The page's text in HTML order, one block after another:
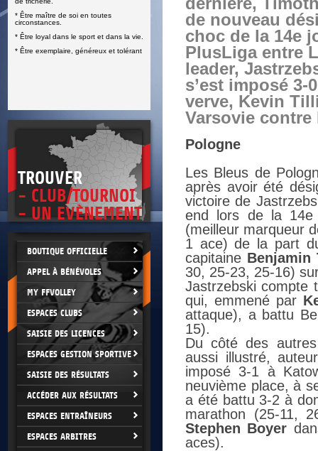
* Être maître de soi en toutes
circonstances.
* Être loyal dans le sport et dans la vie.
* Être exemplaire, généreux et tolérant
TROUVER
- CLUB/TOURNOI
- UN EVÈNEMENT
BOUTIQUE OFFICIELLE
APPEL À BÉNÉVOLES
MY FFVOLLEY
ESPACES CLUBS
SAISIE DES LICENCES
ESPACES GESTION SPORTIVE
SAISIE DES RÉSULTATS
ACCÉDER AUX RÉSULTATS
ESPACES ENTRAÎNEURS
ESPACES ARBITRES
de nouveau
choc de la 14e
PlusLiga entre
leader,
s’est imposé
verve, Kevin
Varsovie contre
Pologne
Les Bleus de
après avoir été
victoire de
end lors de la 14e
(meilleur marqueur
1 ace) de la part
capitaine Benjamin
30, 25-23, 25-16)
Jastrzebski compte
qui, emmené par
attaque), a battu
15).
Du côté des
aussi illustré,
imposé 3-1 à
neuvième place, à
a été battu 3-2 à
marathon (25-11,
Stephen Boyer
aces).